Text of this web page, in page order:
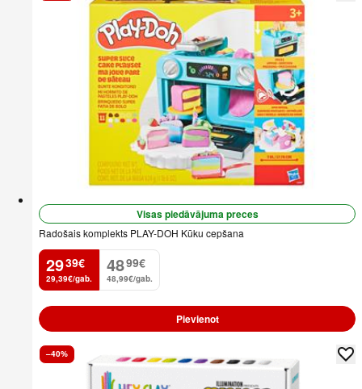
Visas piedāvājuma preces
Radošais komplekts PLAY-DOH Kūku cepšana
29
. 39€
29,39€/gab.
48
. 99€
48,99€/gab.
Pievienot
–40%